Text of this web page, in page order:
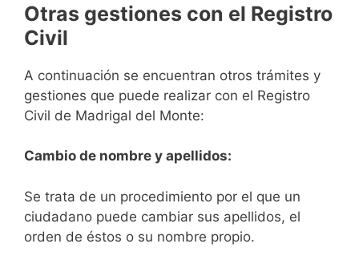
Otras gestiones con el Registro
Civil
A continuación se encuentran otros trámites y
gestiones que puede realizar con el Registro
Civil de Madrigal del Monte:
Cambio de nombre y apellidos:
Se trata de un procedimiento por el que un
ciudadano puede cambiar sus apellidos, el
orden de éstos o su nombre propio.